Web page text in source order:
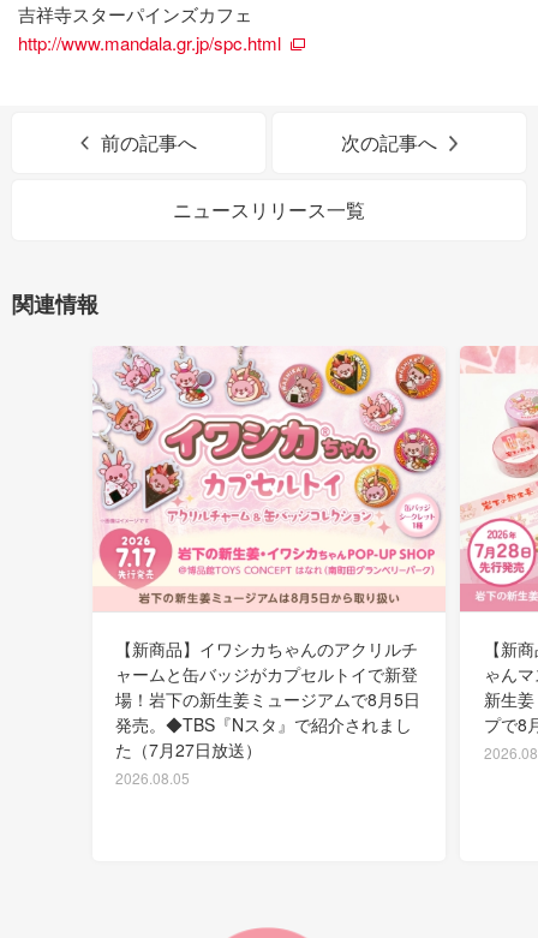
吉祥寺スターパインズカフェ
http://www.mandala.gr.jp/spc.html
前の記事へ 次の記事へ
ニュースリリース一覧
関連情報
【新商品】イワシカちゃんのアクリルチ
ャームと缶バッジがカプセルトイで新登
場！岩下の新生姜ミュージアムで8月5日
発売。◆TBS『Nスタ』で紹介されまし
た（7月27日放送）
2026.08.05
【新
ゃん
新生
プで8